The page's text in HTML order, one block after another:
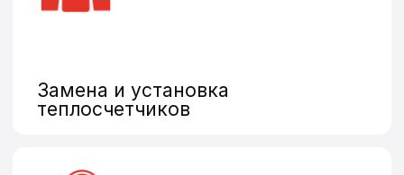
время